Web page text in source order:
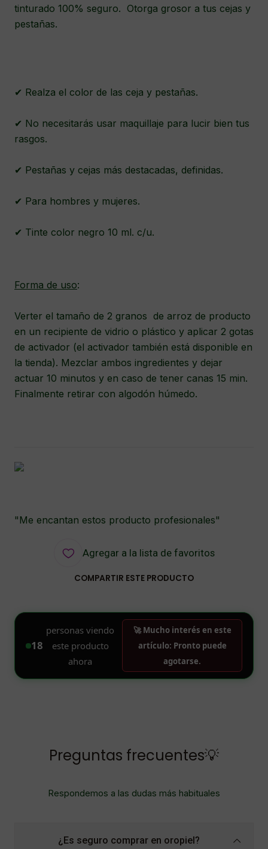
tinturado 100% seguro. Otorga grosor a tus cejas y
pestañas.
✔ Realza el color de las ceja y pestañas.
✔ No necesitarás usar maquillaje para lucir bien tus
rasgos.
✔ Pestañas y cejas más destacadas, definidas.
✔ Para hombres y mujeres.
✔ Tinte color negro 10 ml. c/u.
Forma de uso:
Verter el tamaño de 2 granos de arroz de producto
en un recipiente de vidrio o plástico y aplicar 2 gotas
de activador (el activador también está disponible en
la tienda). Mezclar ambos ingredientes y dejar
actuar 10 minutos y en caso de tener canas 15 min.
Finalmente retirar con algodón húmedo.
"Me encantan estos producto profesionales"
Agregar a la lista de favoritos
COMPARTIR ESTE PRODUCTO
Preguntas frecuentes💡
Respondemos a las dudas más habituales
¿Es seguro comprar en oropiel?